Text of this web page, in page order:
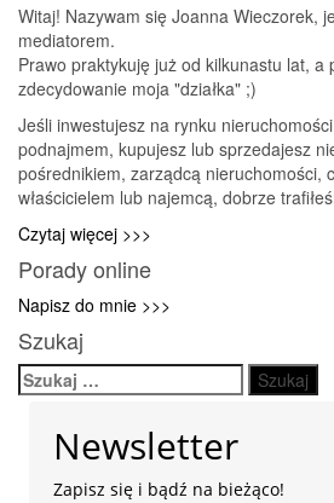
Witaj! Nazywam się Joanna Wieczorek,
mediatorem.
Prawo praktykuję już od kilkunastu lat, a
zdecydowanie moja "działka" ;)
Jeśli inwestujesz na rynku
podnajmem, kupujesz lub sprzedajesz
pośrednikiem, zarządcą nieruchomości,
właścicielem lub najemcą, dobrze
Czytaj więcej >>>
Porady online
Napisz do mnie >>>
Szukaj
Szukaj:
Newsletter
Zapisz się i bądź na bieżąco!